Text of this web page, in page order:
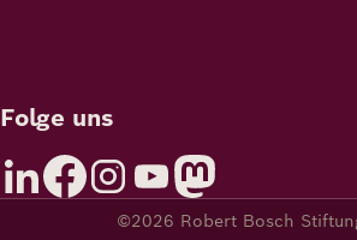
Folge uns
©2026 Robert Bosch